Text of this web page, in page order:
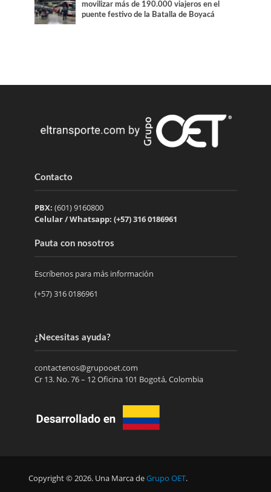
movilizar más de 190.000 viajeros en el
puente festivo de la Batalla de Boyacá
Contacto
PBX: (601) 9160800
Celular / Whatsapp: (+57) 316 0186961
Pauta con nosotros
Escríbenos para más información
(+57) 316 0186961
¿Necesitas ayuda?
contactenos@grupooet.com
Cr 13. No. 76 – 12 Oficina 101 Bogotá, Colombia
Copyright © 2026. Una Marca deGrupo OET.